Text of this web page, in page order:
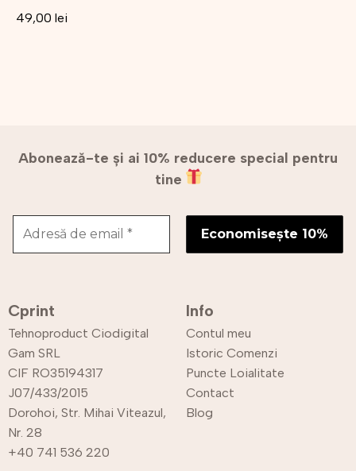
49,00 lei
Abonează-te și ai 10% reducere special pentru
tine
Cprint
Tehnoproduct Ciodigital
Gam SRL
CIF RO35194317
J07/433/2015
Dorohoi, Str. Mihai Viteazul,
Nr. 28
+40 741 536 220
Info
Contul meu
Istoric Comenzi
Puncte Loialitate
Contact
Blog